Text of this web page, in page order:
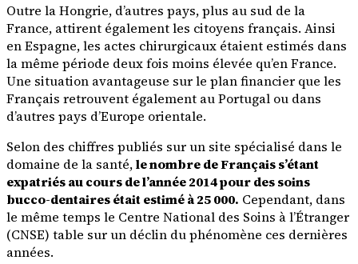
Outre la Hongrie, d’autres pays, plus au sud de la
France, attirent également les citoyens français. Ainsi
en Espagne, les actes chirurgicaux étaient estimés dans
la même période deux fois moins élevée qu’en France.
Une situation avantageuse sur le plan financier que les
Français retrouvent également au Portugal ou dans
d’autres pays d’Europe orientale.
Selon des chiffres publiés sur un site spécialisé dans le
domaine de la santé,le nombre de Français s’étant
expatriés au cours de l’année 2014 pour des soins
bucco-dentaires était estimé à 25 000. Cependant, dans
le même temps le Centre National des Soins à l’Étranger
(CNSE) table sur un déclin du phénomène ces dernières
années.